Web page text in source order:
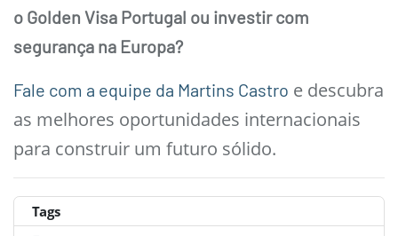
o Golden Visa Portugal ou investir com
segurança na Europa?
Fale com a equipe da Martins Castro e descubra
as melhores oportunidades internacionais
para construir um futuro sólido.
Tags